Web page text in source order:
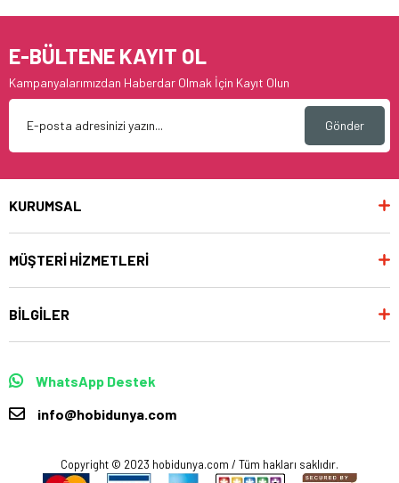
E-BÜLTENE KAYIT OL
Kampanyalarımızdan Haberdar Olmak İçin Kayıt Olun
Gönder
KURUMSAL
MÜŞTERİ HİZMETLERİ
BİLGİLER
WhatsApp Destek
info@hobidunya.com
Copyright © 2023 hobidunya.com / Tüm hakları saklıdır.